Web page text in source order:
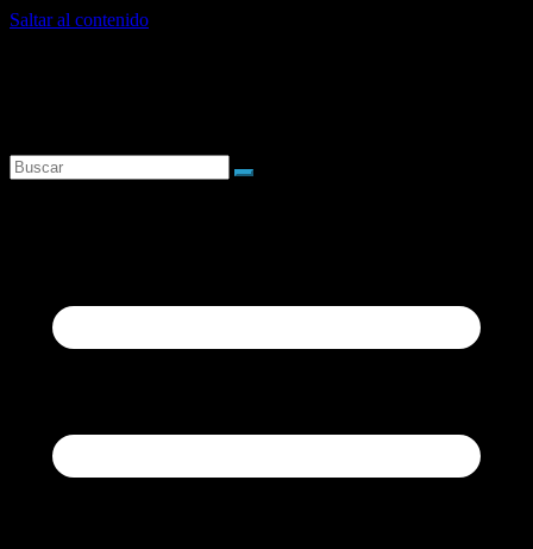
Saltar al contenido